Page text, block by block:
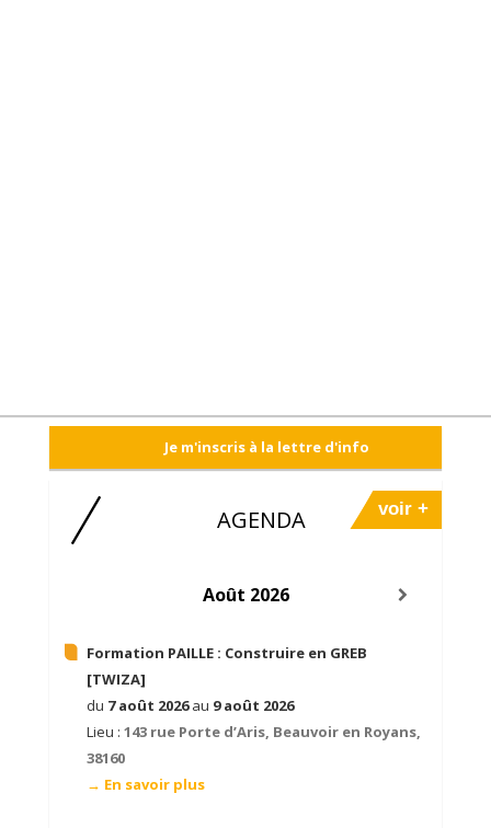
Je m'inscris à la lettre d'info
AGENDA voir +
Août 2026
Formation PAILLE : Construire en GREB
[TWIZA]
du 7 août 2026au 9 août 2026
Lieu : 143 rue Porte d’Aris, Beauvoir en Royans,
38160
→ En savoir plus